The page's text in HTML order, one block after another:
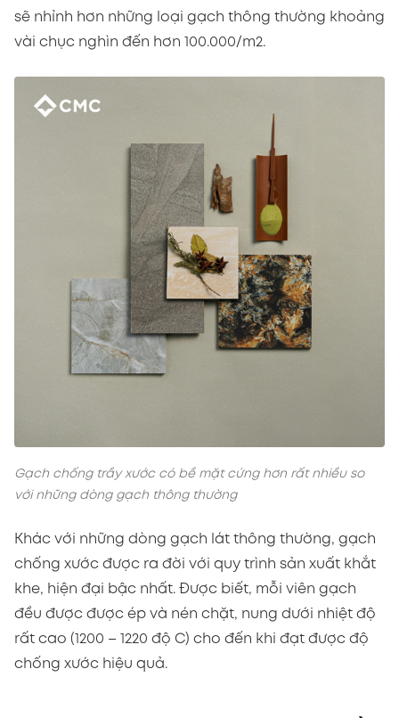
sẽ nhỉnh hơn những loại gạch thông thường khoảng
vài chục nghìn đến hơn 100.000/m2.
Gạch chống trầy xước có bề mặt cứng hơn rất nhiều so
với những dòng gạch thông thường
Khác với những dòng gạch lát thông thường, gạch
chống xước được ra đời với quy trình sản xuất khắt
khe, hiện đại bậc nhất. Được biết, mỗi viên gạch
đều được được ép và nén chặt, nung dưới nhiệt độ
rất cao (1200 – 1220 độ C) cho đến khi đạt được độ
chống xước hiệu quả.